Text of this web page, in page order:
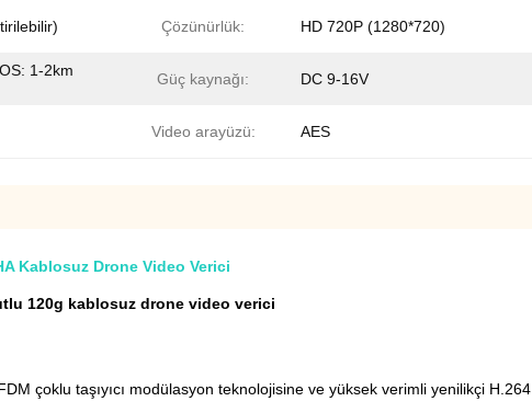
Çözünürlük: HD 720P (1280*720)
1-2km
Güç kaynağı: DC 9-16V
Video arayüzü: AES
Kablosuz Drone Video Verici
120g kablosuz drone video verici
çoklu taşıyıcı modülasyon teknolojisine ve yüksek verimli yenilikçi